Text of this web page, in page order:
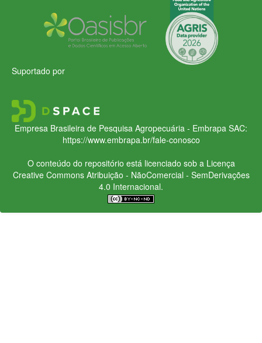
Suportado por
Empresa Brasileira de Pesquisa Agropecuária - Embrapa SAC:
https://www.embrapa.br/fale-conosco
O conteúdo do repositório está licenciado sob a Licença
Creative CommonsAtribuição - NãoComercial - SemDerivações
4.0 Internacional.